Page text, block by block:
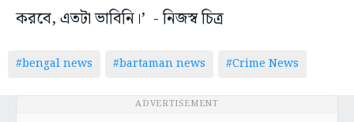
করবে, এতটা ভাবিনি।’ - নিজস্ব চিত্র
#bengal news #bartaman news #Crime News
ADVERTISEMENT